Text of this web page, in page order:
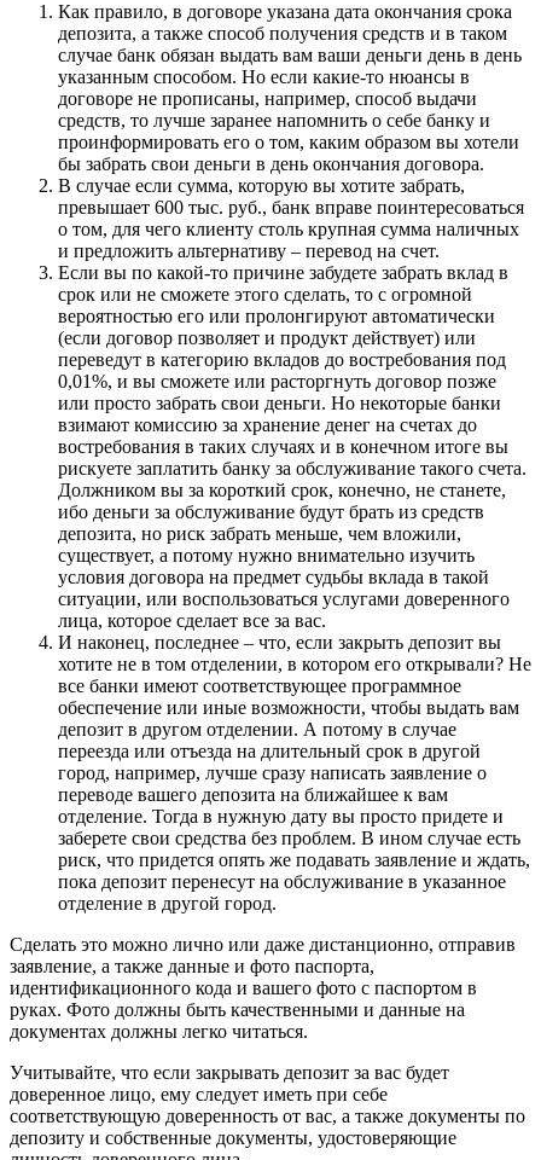
Как правило, в договоре указана дата окончания срока
депозита, а также способ получения средств и в таком
случае банк обязан выдать вам ваши деньги день в день
указанным способом. Но если какие-то нюансы в
договоре не прописаны, например, способ выдачи
средств, то лучше заранее напомнить о себе банку и
проинформировать его о том, каким образом вы хотели
бы забрать свои деньги в день окончания договора.
В случае если сумма, которую вы хотите забрать,
превышает 600 тыс. руб., банк вправе поинтересоваться
о том, для чего клиенту столь крупная сумма наличных
и предложить альтернативу – перевод на счет.
Если вы по какой-то причине забудете забрать вклад в
срок или не сможете этого сделать, то с огромной
вероятностью его или пролонгируют автоматически
(если договор позволяет и продукт действует) или
переведут в категорию вкладов до востребования под
0,01%, и вы сможете или расторгнуть договор позже
или просто забрать свои деньги. Но некоторые банки
взимают комиссию за хранение денег на счетах до
востребования в таких случаях и в конечном итоге вы
рискуете заплатить банку за обслуживание такого счета.
Должником вы за короткий срок, конечно, не станете,
ибо деньги за обслуживание будут брать из средств
депозита, но риск забрать меньше, чем вложили,
существует, а потому нужно внимательно изучить
условия договора на предмет судьбы вклада в такой
ситуации, или воспользоваться услугами доверенного
лица, которое сделает все за вас.
И наконец, последнее – что, если закрыть депозит вы
хотите не в том отделении, в котором его открывали? Не
все банки имеют соответствующее программное
обеспечение или иные возможности, чтобы выдать вам
депозит в другом отделении. А потому в случае
переезда или отъезда на длительный срок в другой
город, например, лучше сразу написать заявление о
переводе вашего депозита на ближайшее к вам
отделение. Тогда в нужную дату вы просто придете и
заберете свои средства без проблем. В ином случае есть
риск, что придется опять же подавать заявление и ждать,
пока депозит перенесут на обслуживание в указанное
отделение в другой город.
Сделать это можно лично или даже дистанционно, отправив
заявление, а также данные и фото паспорта,
идентификационного кода и вашего фото с паспортом в
руках. Фото должны быть качественными и данные на
документах должны легко читаться.
Учитывайте, что если закрывать депозит за вас будет
доверенное лицо, ему следует иметь при себе
соответствующую доверенность от вас, а также документы по
депозиту и собственные документы, удостоверяющие